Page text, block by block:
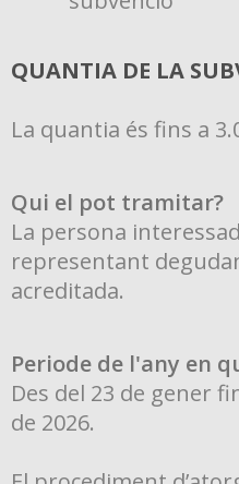
QUANTIA DE LA
La quantia és fins a
Qui el pot tramitar?
La persona
representant
acreditada.
Periode de l'any en
Des del 23 de gener
de 2026.